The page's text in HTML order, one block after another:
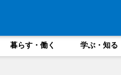
暮らす・働く 学ぶ・知る